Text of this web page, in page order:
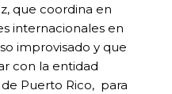
que coordina en
internacionales en
improvisado y que
con la entidad
Puerto Rico, para